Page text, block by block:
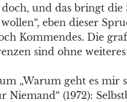
und das bringt die
eben dieser
Kommendes. Die
sind ohne
„Warum geht es mir
Niemand“ (1972):